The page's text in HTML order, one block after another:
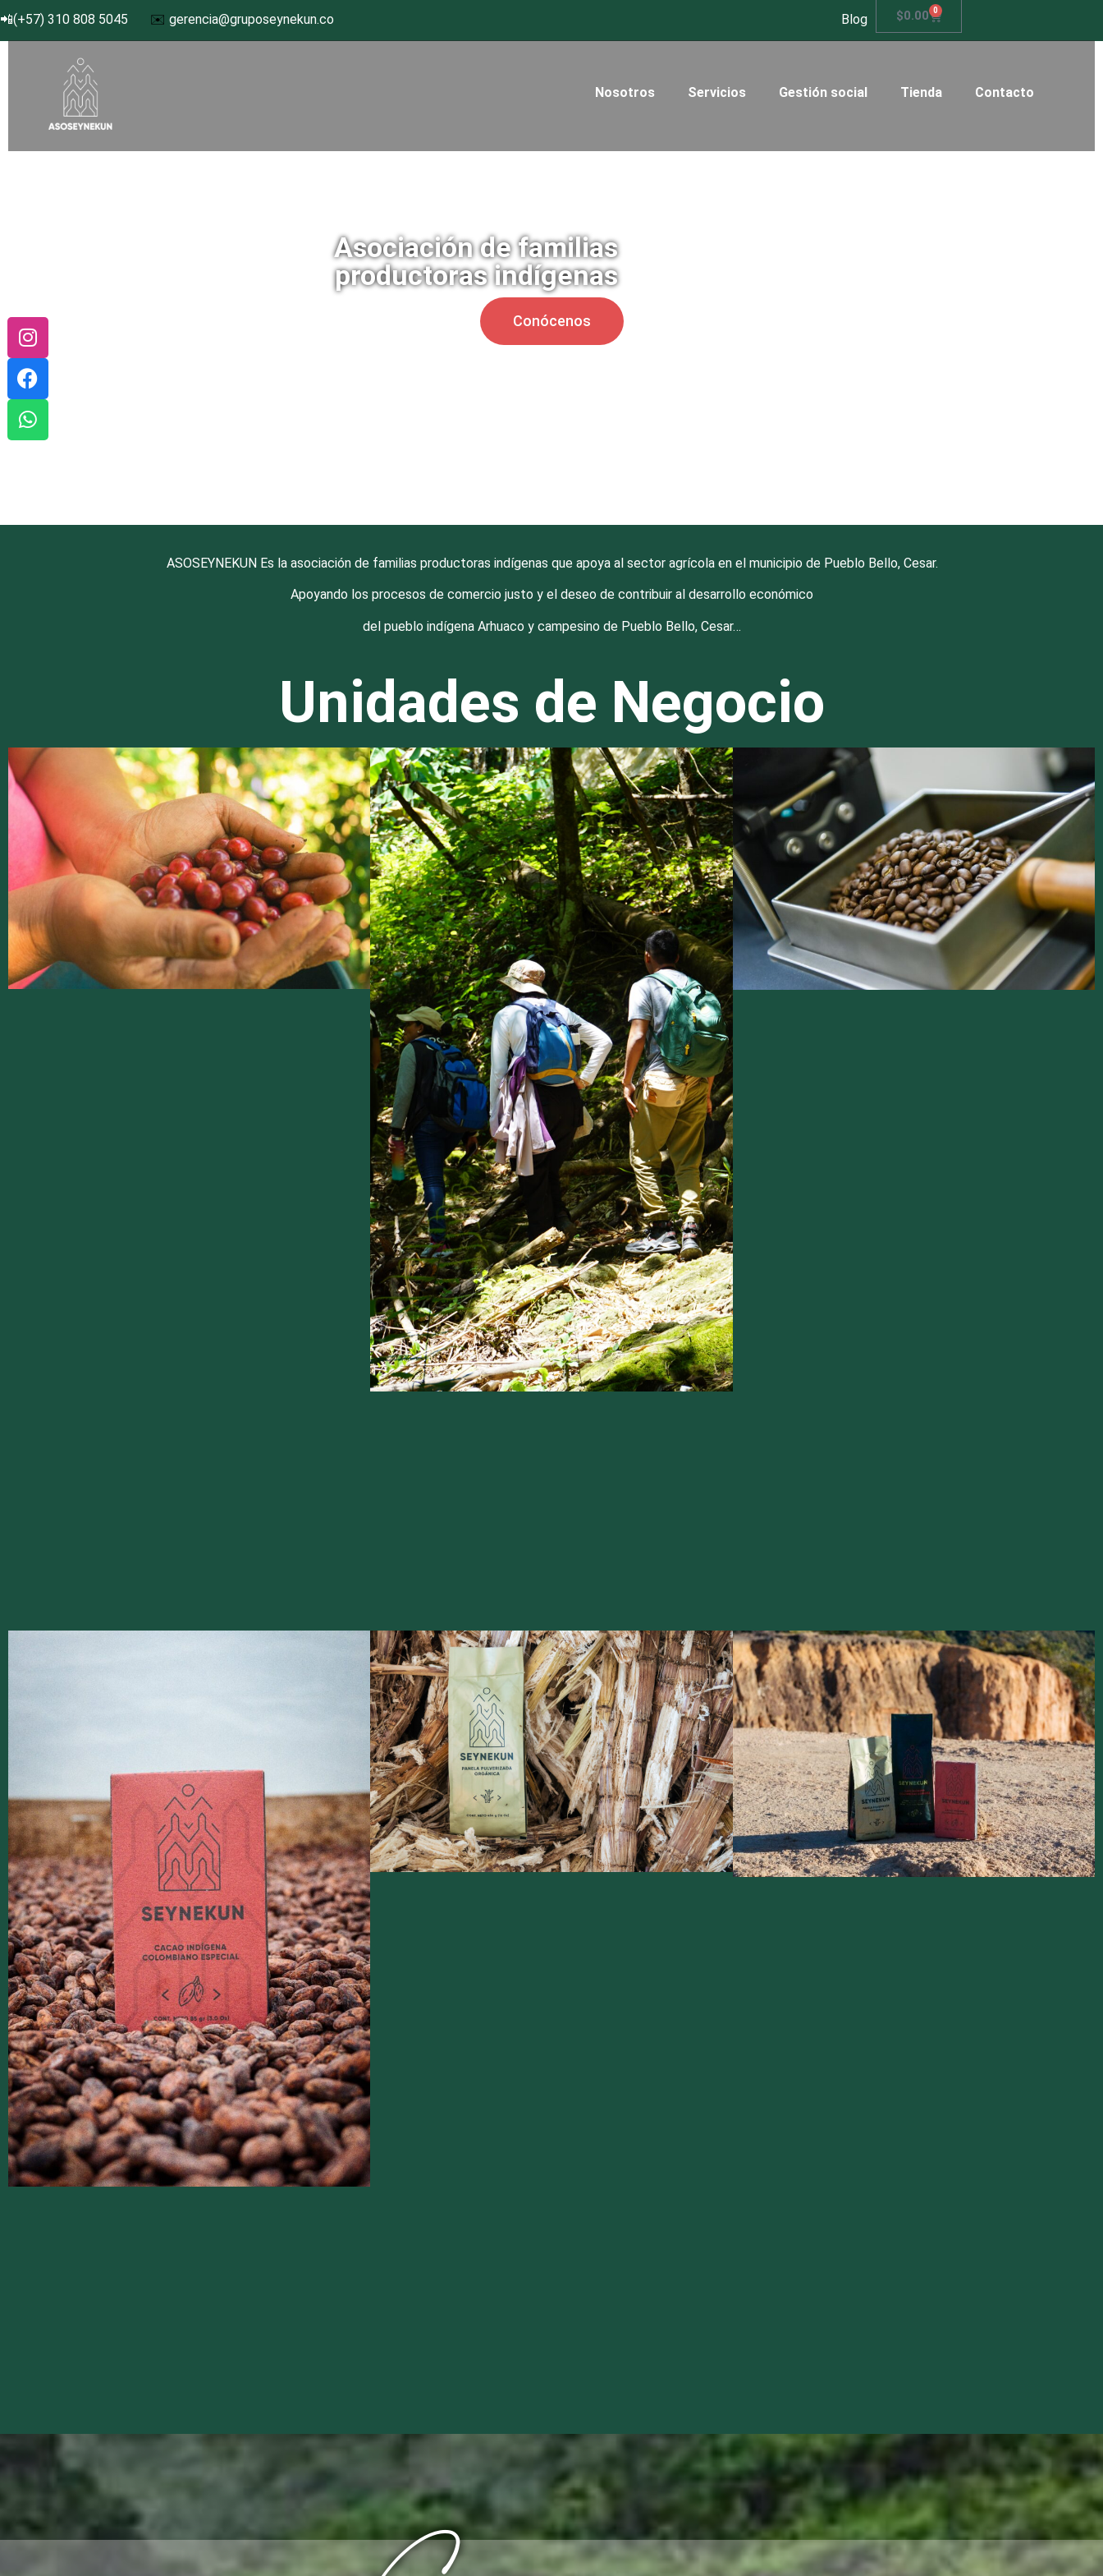
📲(+57) 310 808 5045 ✉️ gerencia@gruposeynekun.co Blog $0.00 0
Nosotros Servicios Gestión social Tienda Contacto
Asociación de familias
productoras indígenas
Conócenos
ASOSEYNEKUN Es la asociación de familias productoras indígenas que apoya al sector agrícola en el municipio de Pueblo Bello, Cesar.
Apoyando los procesos de comercio justo y el deseo de contribuir al desarrollo económico
del pueblo indígena Arhuaco y campesino de Pueblo Bello, Cesar…
Unidades de Negocio